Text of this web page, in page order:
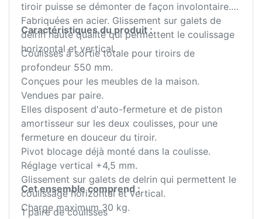
tiroir puisse se démonter de façon involontaire.
Fabriquées en acier. Glissement sur galets de
delrin haute qualité qui permettent le coulissage
horizontal et vertical.
Caractéristiques du produit :
Coulisses à sortie totale pour tiroirs de
profondeur 550 mm.
Conçues pour les meubles de la maison.
Vendues par paire.
Elles disposent d'auto-fermeture et de piston
amortisseur sur les deux coulisses, pour une
fermeture en douceur du tiroir.
Pivot blocage déjà monté dans la coulisse.
Réglage vertical +4,5 mm.
Glissement sur galets de delrin qui permettent le
coulissage horizontal et vertical.
Charge maximum 30 kg.
Cet ensemble comprend :
1 paire de coulisses